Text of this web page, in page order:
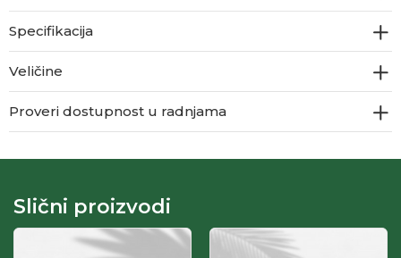
Specifikacija
Veličine
Proveri dostupnost u radnjama
Slični proizvodi